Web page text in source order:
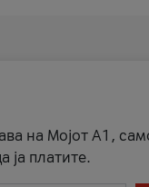
на Мојот А1,
ја платите.